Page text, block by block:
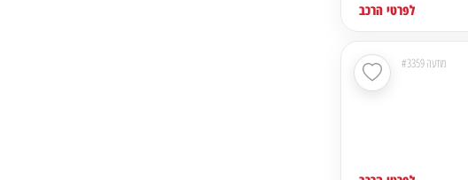
לפרטי הרכב
מודעה #3359